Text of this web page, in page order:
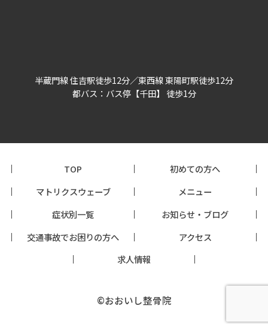
半蔵門線 住吉駅徒歩12分／東西線 東陽町駅徒歩12分
都バス：バス停【千田】 徒歩1分
TOP
初めての方へ
マトリクスウェーブ
メニュー
症状別一覧
お知らせ・ブログ
交通事故でお困りの方へ
アクセス
求人情報
©おおいし整骨院